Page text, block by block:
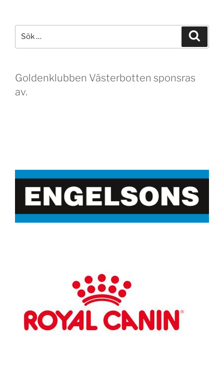
efter:
Goldenklubben Västerbotten sponsras
av.